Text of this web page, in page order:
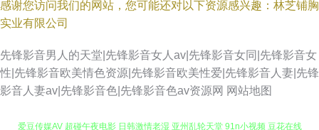
感谢您访问我们的网站，您可能还对以下资源感兴趣：林芝铺胸
实业有限公司
先锋影音男人的天堂|先锋影音女人av|先锋影音女同|先锋影音女
性|先锋影音欧美情色资源|先锋影音欧美性爱|先锋影音人妻|先锋
影音人妻av|先锋影音色|先锋影音色av资源网 网站地图